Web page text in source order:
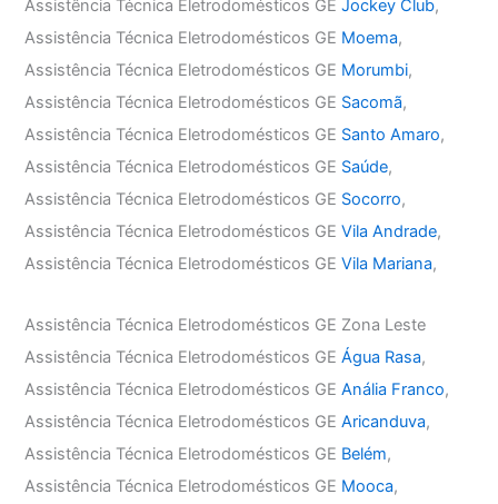
Assistência Técnica Eletrodomésticos GEJockey Club,
Assistência Técnica Eletrodomésticos GE Moema,
Assistência Técnica Eletrodomésticos GE Morumbi,
Assistência Técnica Eletrodomésticos GE Sacomã,
Assistência Técnica Eletrodomésticos GE Santo Amaro,
Assistência Técnica Eletrodomésticos GE Saúde,
Assistência Técnica Eletrodomésticos GE Socorro,
Assistência Técnica Eletrodomésticos GEVila Andrade,
Assistência Técnica Eletrodomésticos GEVila Mariana,
Assistência Técnica Eletrodomésticos GE Zona Leste
Assistência Técnica Eletrodomésticos GEÁgua Rasa,
Assistência Técnica Eletrodomésticos GEAnália Franco,
Assistência Técnica Eletrodomésticos GEAricanduva,
Assistência Técnica Eletrodomésticos GE Belém,
Assistência Técnica Eletrodomésticos GE Mooca,